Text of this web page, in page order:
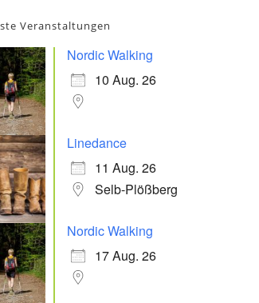
Outlook Live
Veranstaltungen
Nordic Walking
10 Aug. 26
Linedance
11 Aug. 26
Selb-Plößberg
Nordic Walking
17 Aug. 26